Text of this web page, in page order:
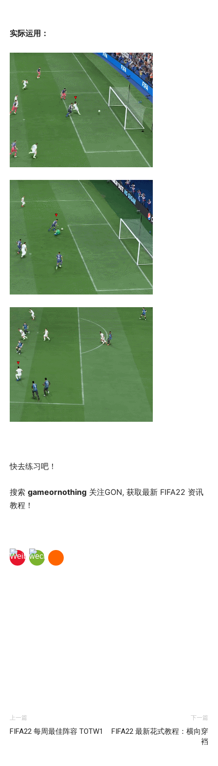
实际运用：
快去练习吧！
搜索 gameornothing 关注GON, 获取最新 FIFA22 资讯
教程！
上一篇
FIFA22 每周最佳阵容 TOTW1
下一篇
FIFA22 最新花式教程：横向穿
裆